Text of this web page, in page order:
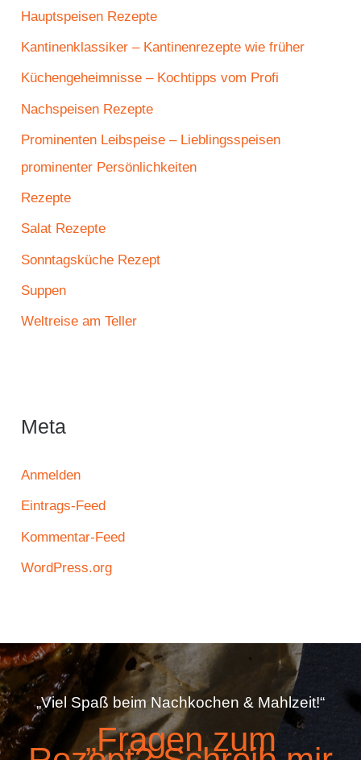
Hauptspeisen Rezepte
Kantinenklassiker – Kantinenrezepte wie früher
Küchengeheimnisse – Kochtipps vom Profi
Nachspeisen Rezepte
Prominenten Leibspeise – Lieblingsspeisen
prominenter Persönlichkeiten
Rezepte
Salat Rezepte
Sonntagsküche Rezept
Suppen
Weltreise am Teller
Meta
Anmelden
Eintrags-Feed
Kommentar-Feed
WordPress.org
„Viel Spaß beim Nachkochen & Mahlzeit!“
„Fragen zum